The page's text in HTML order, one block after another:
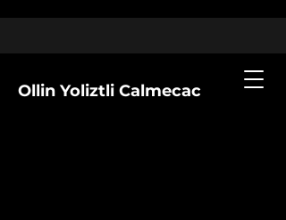
Ollin Yoliztli Calmecac